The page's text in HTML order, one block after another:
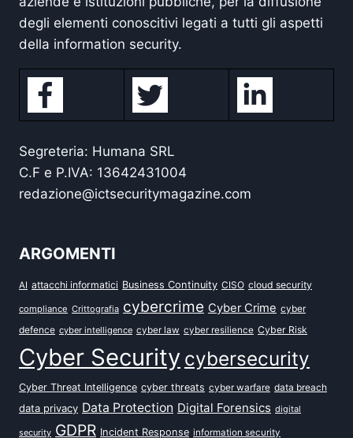
degli elementi conoscitivi legati a tutti gli aspetti
della information security.
Segreteria: Humana SRL
C.F e P.IVA: 13642431004
redazione@ictsecuritymagazine.com
ARGOMENTI
AI attacchi informatici Business Continuity CISO cloud security
compliance Crittografia cybercrime Cyber Crime cyber
defence cyber intelligence cyber law cyber resilience Cyber Risk
Cyber Security cybersecurity
Cyber Threat Intelligence cyber threats cyber warfare data breach
data privacy Data Protection Digital Forensics digital
security GDPR Incident Response information security